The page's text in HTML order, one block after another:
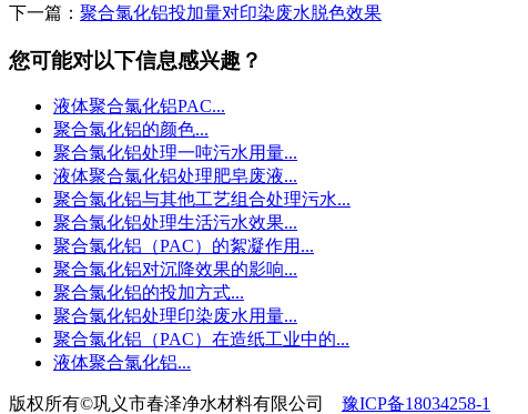
下一篇： 聚合氯化铝投加量对印染废水脱色效果
您可能对以下信息感兴趣？
液体聚合氯化铝PAC...
聚合氯化铝的颜色...
聚合氯化铝处理一吨污水用量...
液体聚合氯化铝处理肥皂废液...
聚合氯化铝与其他工艺组合处理污水...
聚合氯化铝处理生活污水效果...
聚合氯化铝（PAC）的絮凝作用...
聚合氯化铝对沉降效果的影响...
聚合氯化铝的投加方式...
聚合氯化铝处理印染废水用量...
聚合氯化铝（PAC）在造纸工业中的...
液体聚合氯化铝...
版权所有©巩义市春泽净水材料有限公司 豫ICP备18034258-1